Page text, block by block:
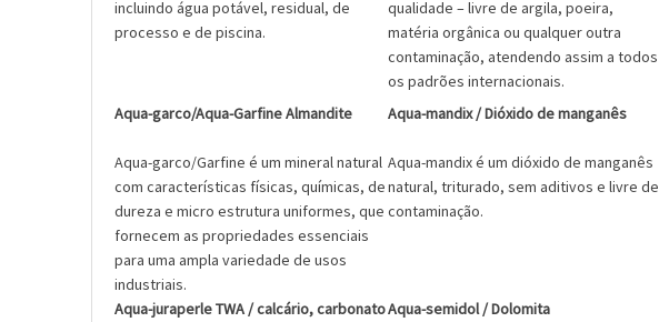
incluindo água potável, residual, de
processo e de piscina.
qualidade – livre de argila, poeira,
matéria orgânica ou qualquer outra
contaminação, atendendo assim a todos
os padrões internacionais.
Aqua-garco/Aqua-Garfine Almandite
Aqua-garco/Garfine é um mineral natural
com características físicas, químicas, de
dureza e micro estrutura uniformes, que
fornecem as propriedades essenciais
para uma ampla variedade de usos
industriais.
Aqua-mandix / Dióxido de manganês
Aqua-mandix é um dióxido de manganês
natural, triturado, sem aditivos e livre de
contaminação.
Aqua-juraperle TWA / calcário, carbonatoAqua-semidol / Dolomita